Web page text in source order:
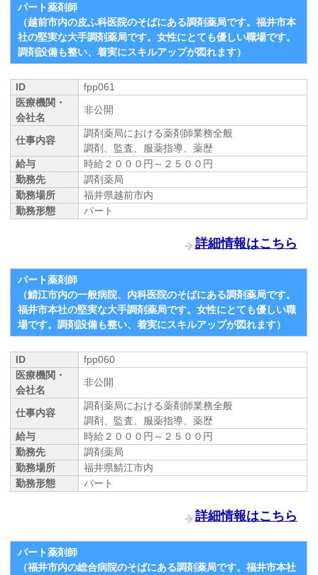
パート薬剤師
（越前市内の皮ふ科医院のそばにある調剤薬局です。福井市本
社の堅実な大手調剤薬局です。女性にとても優しい職場です。
調剤設備も整い、着実にスキルアップが図れます）
ID
fpp061
医療機関・
会社名
非公開
仕事内容
調剤薬局における薬剤師業務全般
調剤、監査、服薬指導、薬歴
給与
時給２０００円～２５００円
勤務先
調剤薬局
勤務場所
福井県越前市内
勤務形態
パート
詳細情報はこちら
パート薬剤師
（鯖江市内の一般病院、内科医院のそばにある調剤薬局です。
福井市本社の堅実な大手調剤薬局です。女性にとても優しい職
場です。調剤設備も整い、着実にスキルアップが図れます）
ID
fpp060
医療機関・
会社名
非公開
仕事内容
調剤薬局における薬剤師業務全般
調剤、監査、服薬指導、薬歴
給与
時給２０００円～２５００円
勤務先
調剤薬局
勤務場所
福井県鯖江市内
勤務形態
パート
詳細情報はこちら
パート薬剤師
（福井市内の総合病院のそばにある調剤薬局です。福井市本社